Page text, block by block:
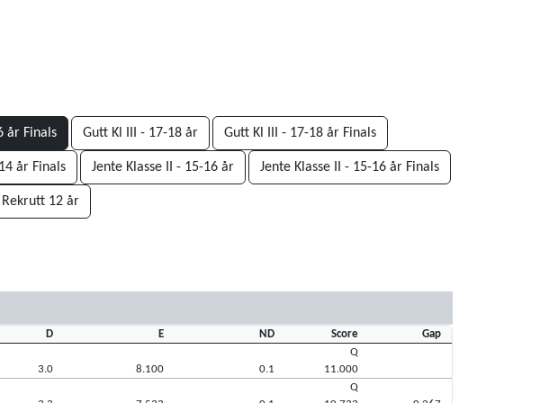
år Finals Gutt Kl III - 17-18 år Gutt Kl III - 17-18 år Finals
år Finals Jente Klasse II - 15-16 år Jente Klasse II - 15-16 år Finals
Rekrutt 12 år
D E ND Score
Gap
3.0
8.100 0.1
Q
11.000
Q